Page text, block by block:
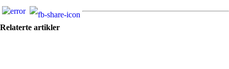
Relaterte artikler